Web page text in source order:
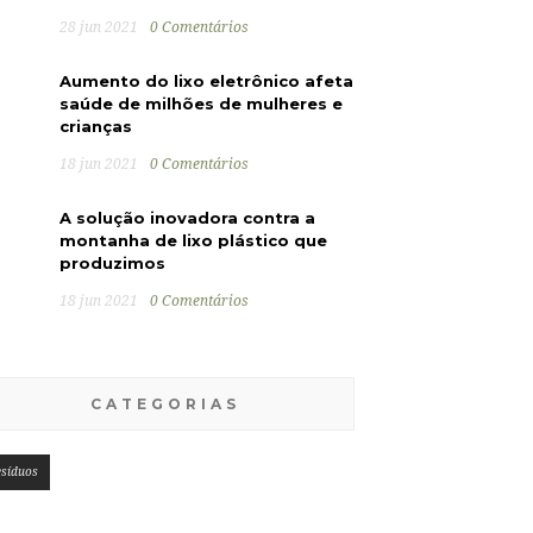
28 jun 2021 0 Comentários
Aumento do lixo eletrônico afeta
saúde de milhões de mulheres e
crianças
18 jun 2021 0 Comentários
A solução inovadora contra a
montanha de lixo plástico que
produzimos
18 jun 2021 0 Comentários
CATEGORIAS